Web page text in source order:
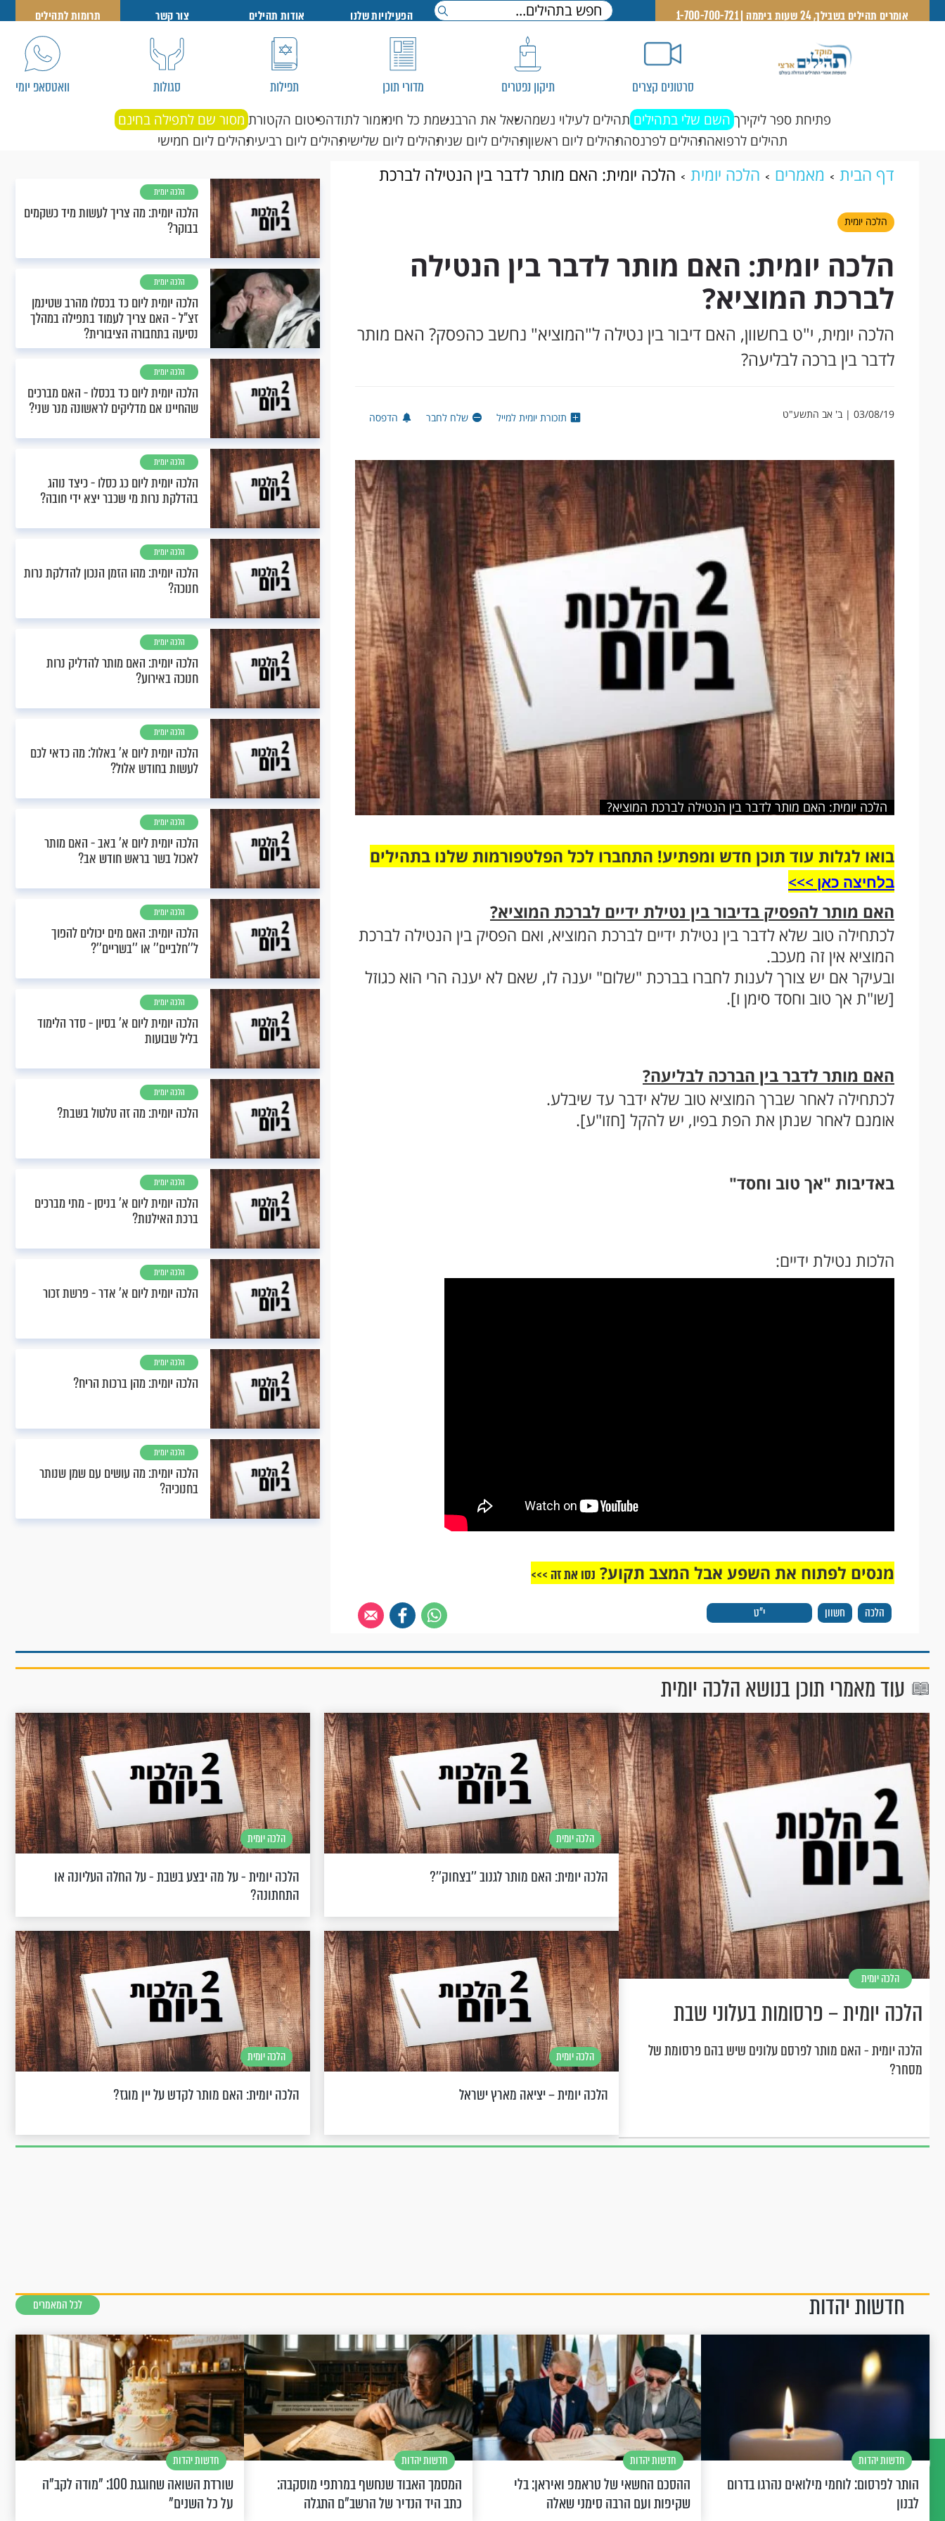
דברו
איתנו
אומרים תהילים בשבילך, 24 שעות ביממה | 1-700-700-721 הפעילויות שלנו אודות תהילים צור קשר תרומות לתהילים
סרטונים קצרים תיקון נפטרים מדורי תוכן תפילות סגולות וואטסאפ יומי
פתיחת ספר ליקירך השם שלי בתהילים תהילים לעילוי נשמהשאל את הרבנשמת כל חימזמור לתודהפיטום הקטורת מסור שם לתפילה בחינם
תהילים לרפואהתהילים לפרנסהתהילים ליום ראשוןתהילים ליום שניתהילים ליום שלישיתהילים ליום רביעיתהילים ליום חמישי
דף הבית מאמרים הלכה יומית
הלכה יומית: האם מותר לדבר בין הנטילה לברכת
המוציא?
הלכה יומית
הלכה יומית: האם מותר לדבר בין הנטילה
לברכת המוציא?
הלכה יומית, י"ט בחשוון, האם דיבור בין נטילה ל"המוציא" נחשב כהפסק? האם מותר
לדבר בין ברכה לבליעה?
03/08/19 | ב' אב התשע"ט תזכורת יומית למייל שלח לחבר הדפסה
הלכה יומית: האם מותר לדבר בין הנטילה לברכת המוציא?
בואו לגלות עוד תוכן חדש ומפתיע! התחברו לכל הפלטפורמות שלנו בתהילים
בלחיצה כאן >>>​
האם מותר להפסיק בדיבור בין נטילת ידיים לברכת המוציא?
לכתחילה טוב שלא לדבר בין נטילת ידיים לברכת המוציא, ואם הפסיק בין הנטילה לברכת
המוציא אין זה מעכב.
ובעיקר אם יש צורך לענות לחברו בברכת "שלום" יענה לו, שאם לא יענה הרי הוא כגוזל
[שו"ת אך טוב וחסד סימן ו].
האם מותר לדבר בין הברכה לבליעה?
לכתחילה לאחר שברך המוציא טוב שלא ידבר עד שיבלע.
אומנם לאחר שנתן את הפת בפיו, יש להקל [חזו"ע].
באדיבות "אך טוב וחסד"
הלכות נטילת ידיים:
הלכה חשוון י"ט
מנסים לפתוח את השפע אבל המצב תקוע? נסו את זה >>>
הלכה יומית
הלכה יומית: מה צריך לעשות מיד כשקמים
בבוקר?
הלכה יומית
הלכה יומית ליום כד בכסלו מהרב שטינמן
זצ"ל - האם צריך לעמוד בתפילה במהלך
נסיעה בתחבורה הציבורית?
הלכה יומית
הלכה יומית ליום כד בכסלו - האם מברכים
שהחיינו אם מדליקים לראשונה מנר שני?
הלכה יומית
הלכה יומית ליום כג כסלו - כיצד נוהג
בהדלקת נרות מי שכבר יצא ידי חובה?
הלכה יומית
הלכה יומית: מהו הזמן הנכון להדלקת נרות
חנוכה?
הלכה יומית
הלכה יומית: האם מותר להדליק נרות
חנוכה באירוע?
הלכה יומית
הלכה יומית ליום א' באלול: מה כדאי לכם
לעשות בחודש אלול?
הלכה יומית
הלכה יומית ליום א’ באב - האם מותר
לאכול בשר בראש חודש אב?
הלכה יומית
הלכה יומית: האם מים יכולים להפוך
ל''חלביים'' או ''בשריים''?
הלכה יומית
הלכה יומית ליום א’ בסיון - סדר הלימוד
בליל שבועות
הלכה יומית
הלכה יומית: מה זה טלטול בשבת?
הלכה יומית
הלכה יומית ליום א’ בניסן - מתי מברכים
ברכת האילנות?
הלכה יומית
הלכה יומית ליום א’ אדר - פרשת זכור
הלכה יומית
הלכה יומית: מהן ברכות הריח?
הלכה יומית
הלכה יומית: מה עושים עם שמן שנותר
בחנוכיה?
עוד מאמרי תוכן בנושא הלכה יומית
הלכה יומית
הלכה יומית – פרסומות בעלוני שבת
הלכה יומית - האם מותר לפרסם עלונים שיש בהם פרסומת של
מסחר?
הלכה יומית
הלכה יומית: האם מותר לגנוב ''בצחוק''?
הלכה יומית
הלכה יומית - על מה יבצע בשבת - על החלה העליונה או
התחתונה?
הלכה יומית
הלכה יומית – יציאה מארץ ישראל
הלכה יומית
הלכה יומית: האם מותר לקדש על יין מוגז?
חדשות יהדות לכל המאמרים
חדשות יהדות
הותר לפרסום: לוחמי מילואים נהרגו בדרום
לבנון
חדשות יהדות
ההסכם החשאי של טראמפ ואיראן: בלי
שקיפות ועם הרבה סימני שאלה
חדשות יהדות
המסמך האבוד שנחשף במרתפי מוסקבה:
כתב היד הנדיר של הרשב"ם התגלה
חדשות יהדות
שורדת השואה שחוגגת 100: "מודה לקב"ה
על כל השנים"